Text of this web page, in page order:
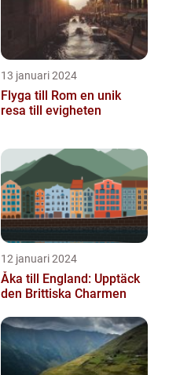
13 januari 2024
Flyga till Rom en unik
resa till evigheten
12 januari 2024
Åka till England: Upptäck
den Brittiska Charmen